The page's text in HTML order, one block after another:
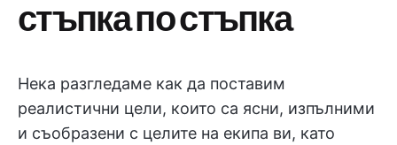
стъпка по стъпка
Нека разгледаме как да поставим
реалистични цели, които са ясни, изпълними
и съобразени с целите на екипа ви, като